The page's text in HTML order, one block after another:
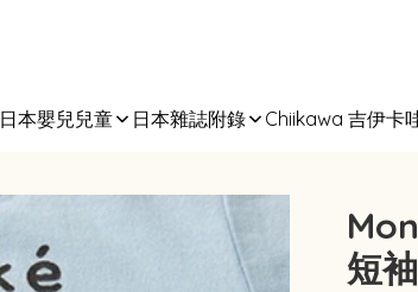
日本嬰兒兒童 日本雜誌附錄 Chiikawa 吉伊卡
短